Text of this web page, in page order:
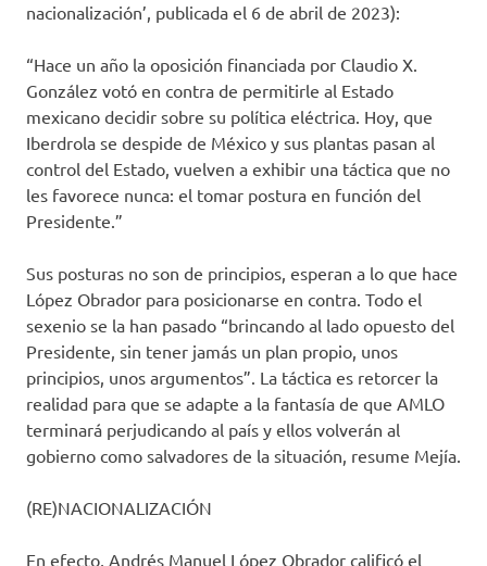
nacionalización’, publicada el 6 de abril de 2023):
“Hace un año la oposición financiada por Claudio X.
González votó en contra de permitirle al Estado
mexicano decidir sobre su política eléctrica. Hoy, que
Iberdrola se despide de México y sus plantas pasan al
control del Estado, vuelven a exhibir una táctica que no
les favorece nunca: el tomar postura en función del
Presidente.”
Sus posturas no son de principios, esperan a lo que hace
López Obrador para posicionarse en contra. Todo el
sexenio se la han pasado “brincando al lado opuesto del
Presidente, sin tener jamás un plan propio, unos
principios, unos argumentos”. La táctica es retorcer la
realidad para que se adapte a la fantasía de que AMLO
terminará perjudicando al país y ellos volverán al
gobierno como salvadores de la situación, resume Mejía.
(RE)NACIONALIZACIÓN
En efecto, Andrés Manuel López Obrador calificó el